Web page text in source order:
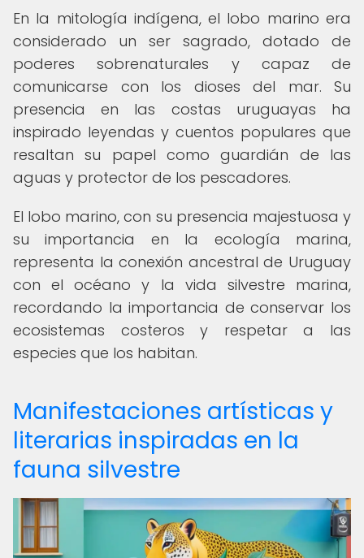
En la mitología indígena, el lobo marino era
considerado un ser sagrado, dotado de
poderes sobrenaturales y capaz de
comunicarse con los dioses del mar. Su
presencia en las costas uruguayas ha
inspirado leyendas y cuentos populares que
resaltan su papel como guardián de las
aguas y protector de los pescadores.
El lobo marino, con su presencia majestuosa y
su importancia en la ecología marina,
representa la conexión ancestral de Uruguay
con el océano y la vida silvestre marina,
recordando la importancia de conservar los
ecosistemas costeros y respetar a las
especies que los habitan.
Manifestaciones artísticas y
literarias inspiradas en la
fauna silvestre